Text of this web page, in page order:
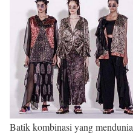
Batik kombinasi yang mendunia